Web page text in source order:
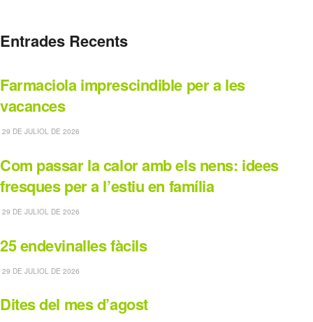
Entrades Recents
Farmaciola imprescindible per a les
vacances
29 DE JULIOL DE 2026
Com passar la calor amb els nens: idees
fresques per a l’estiu en família
29 DE JULIOL DE 2026
25 endevinalles fàcils
29 DE JULIOL DE 2026
Dites del mes d’agost